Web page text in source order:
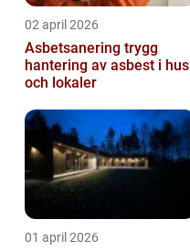
02 april 2026
Asbetsanering trygg
hantering av asbest i hus
och lokaler
01 april 2026